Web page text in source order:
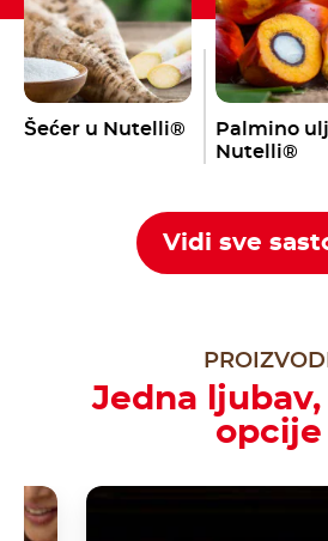
Šećer u Nutelli®
Palmino
Nutelli®
Vidi sve
PROIZVODI
Jedna
opcije